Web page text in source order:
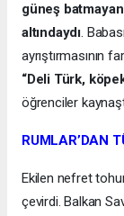
güneş
altındaydı.
ayrıştırmasının
“Deli Türk,
öğrenciler
RUMLAR’DAN
Ekilen nefret
çevirdi. Balkan